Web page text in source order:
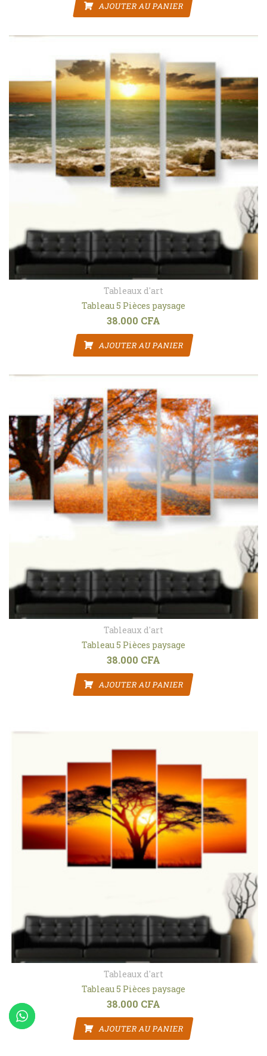
AJOUTER AU PANIER
Tableaux d'art
Tableau 5 Pièces paysage
38.000 CFA
AJOUTER AU PANIER
Tableaux d'art
Tableau 5 Pièces paysage
38.000 CFA
AJOUTER AU PANIER
Tableaux d'art
Tableau 5 Pièces paysage
38.000 CFA
AJOUTER AU PANIER